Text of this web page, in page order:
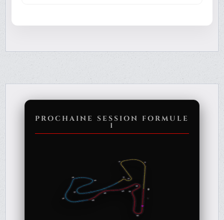
PROCHAINE SESSION FORMULE
1